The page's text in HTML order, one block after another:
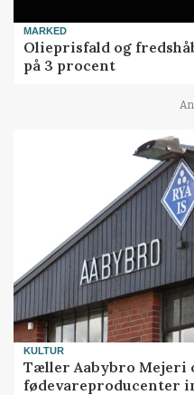
MARKED
Olieprisfald og
på 3 procent
KULTUR
Tæller Aabybro Mejeri
fødevareproducenter